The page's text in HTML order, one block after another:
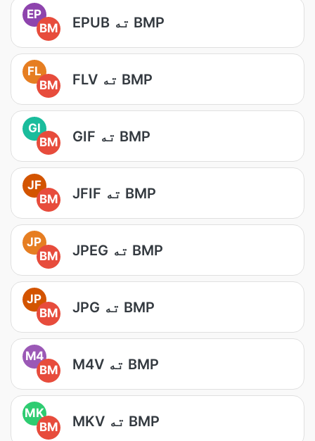
EP
BM
EPUB ته BMP
FL
BM
FLV ته BMP
GI
BM
GIF ته BMP
JF
BM
JFIF ته BMP
JP
BM
JPEG ته BMP
JP
BM
JPG ته BMP
M4
BM
M4V ته BMP
MK
BM
MKV ته BMP